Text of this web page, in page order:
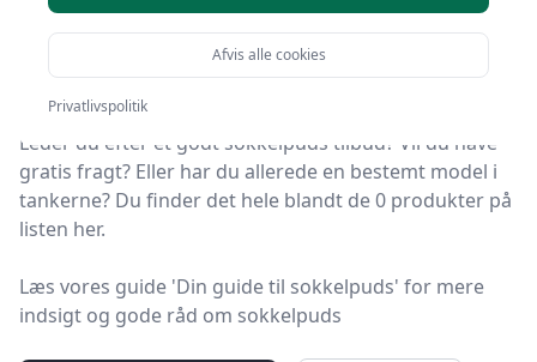
Du er kommet til det rette sted! På HandyGuiden har vi
udvalgt 0 af de bedste sokkelpuds, så du får det
optimale køb.
Leder du efter et godt sokkelpuds tilbud? Vil du have
gratis fragt? Eller har du allerede en bestemt model i
tankerne? Du finder det hele blandt de 0 produkter på
listen her.
Læs vores guide 'Din guide til sokkelpuds' for mere
indsigt og gode råd om sokkelpuds
Afvis alle cookies
Privatlivspolitik